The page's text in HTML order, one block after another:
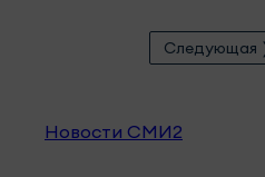
Следующая
Новости СМИ2